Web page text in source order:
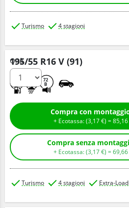
Turismo 4 stagioni
195/55 R16 V (91)
72
B
Q.tà
+ Ecotassa: (3,17€ ) =85,16
+ Ecotassa: (3,17€ ) =69,66
Turismo 4 stagioni Extra-Load